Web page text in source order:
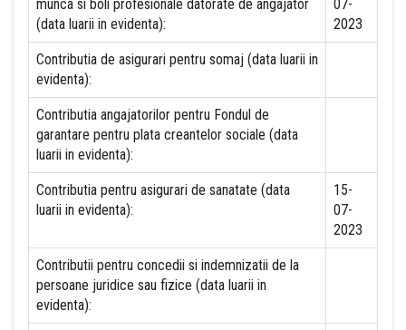
munca si boli profesionale datorate de angajator
(data luarii in evidenta):
07-
2023
Contributia de asigurari pentru somaj (data luarii in
evidenta):
Contributia angajatorilor pentru Fondul de
garantare pentru plata creantelor sociale (data
luarii in evidenta):
Contributia pentru asigurari de sanatate (data
luarii in evidenta):
15-
07-
2023
Contributii pentru concedii si indemnizatii de la
persoane juridice sau fizice (data luarii in
evidenta):